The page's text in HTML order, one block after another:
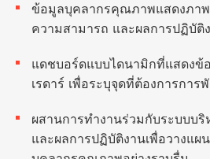
ข้อมูลบุคลากรคุณภาพแสดงภา
ความสามารถ และผลการปฏิบัติ
แดชบอร์ดแบบไดนามิกที่แสดงข้
เรดาร์ เพื่อระบุจุดที่ต้องการการ
ผสานการทำงานร่วมกับระบบบริ
และผลการปฏิบัติงานเพื่อวางแ